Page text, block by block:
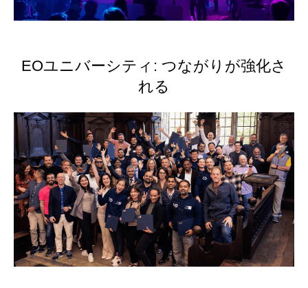
EOユニバーシティ: つながりが強化さ
れる